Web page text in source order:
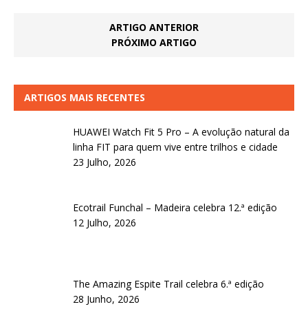
ARTIGO ANTERIOR
PRÓXIMO ARTIGO
ARTIGOS MAIS RECENTES
HUAWEI Watch Fit 5 Pro – A evolução natural da
linha FIT para quem vive entre trilhos e cidade
23 Julho, 2026
Ecotrail Funchal – Madeira celebra 12.ª edição
12 Julho, 2026
The Amazing Espite Trail celebra 6.ª edição
28 Junho, 2026